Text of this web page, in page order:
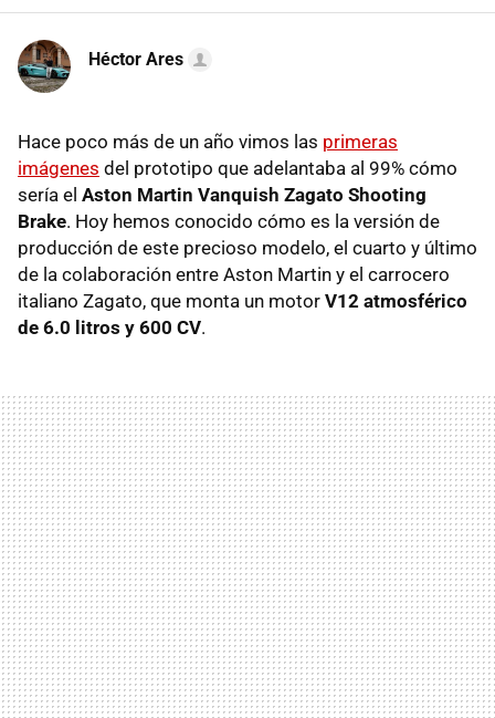
Héctor Ares
Hace poco más de un año vimos las primeras
imágenes del prototipo que adelantaba al 99% cómo
sería el Aston Martin Vanquish Zagato Shooting
Brake. Hoy hemos conocido cómo es la versión de
producción de este precioso modelo, el cuarto y último
de la colaboración entre Aston Martin y el carrocero
italiano Zagato, que monta un motor V12 atmosférico
de 6.0 litros y 600 CV.